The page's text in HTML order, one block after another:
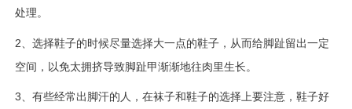
处理。
2、 选择鞋子的时候尽量选择大一点的鞋子，从而给脚趾留出一定
空间，以免太拥挤导致脚趾甲渐渐地往肉里生长。
3、 有些经常出脚汗的人，在袜子和鞋子的选择上要注意，鞋子好